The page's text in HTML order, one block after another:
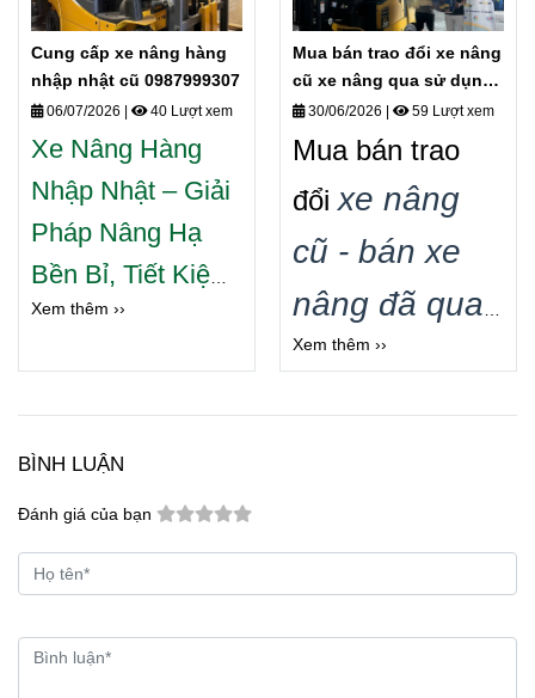
Cung cấp xe nâng hàng
nhập nhật cũ 0987999307
06/07/2026 40 Lượt xem
Xe Nâng Hàng
Nhập Nhật – Giải
Pháp Nâng Hạ
Bền Bỉ, Tiết Kiệm
Cho Doanh
Toyota
KOMATSU,
Mitsubishi,
Nichiyu
Xem thêm ››
Mua bán trao đổi xe nâng
cũ xe nâng qua sử dụng
các loại
30/06/2026 59 Lượt xem
Mua bán trao
đổi xe nâng
cũ - bán xe
nâng đã qua
sử dụng
0987999307
mua bán các
loại xe nâng
hàng cũchất
Xem thêm ››
BÌNH LUẬN
Đánh giá của bạn